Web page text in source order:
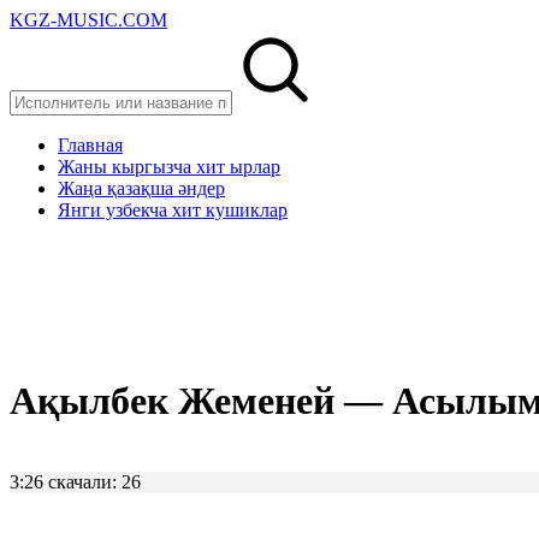
KGZ-MUSIC.COM
Главная
Жаны кыргызча хит ырлар
Жаңа қазақша әндер
Янги узбекча хит кушиклар
Ақылбек Жеменей —
3:26 скачали: 26